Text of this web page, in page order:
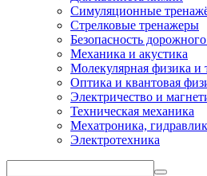
Симуляционные
Стрелковые тренажеры
Безопасность
Механика и акустика
Молекулярная физика и
Оптика и квантовая
Электричество и
Техническая механика
Мехатроника,
Электротехника